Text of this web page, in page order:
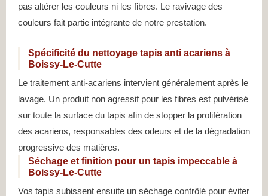
pas altérer les couleurs ni les fibres. Le ravivage des
couleurs fait partie intégrante de notre prestation.
Spécificité du nettoyage tapis anti acariens à
Boissy-Le-Cutte
Le traitement anti-acariens intervient généralement après le
lavage. Un produit non agressif pour les fibres est pulvérisé
sur toute la surface du tapis afin de stopper la prolifération
des acariens, responsables des odeurs et de la dégradation
progressive des matières.
Séchage et finition pour un tapis impeccable à
Boissy-Le-Cutte
Vos tapis subissent ensuite un séchage contrôlé pour éviter